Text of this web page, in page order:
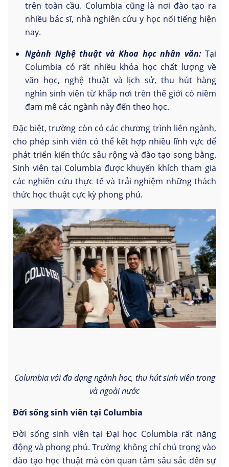
trên toàn cầu. Columbia cũng là nơi đào tạo ra
nhiều bác sĩ, nhà nghiên cứu y học nổi tiếng hiện
nay.
Ngành Nghệ thuật và Khoa học nhân văn:Tại
Columbia có rất nhiều khóa học chất lượng về
văn học, nghệ thuật và lịch sử, thu hút hàng
nghìn sinh viên từ khắp nơi trên thế giới có niềm
đam mê các ngành này đến theo học.
Đặc biệt, trường còn có các chương trình liên ngành,
cho phép sinh viên có thể kết hợp nhiều lĩnh vực để
phát triển kiến thức sâu rộng và đào tạo song bằng.
Sinh viên tại Columbia được khuyến khích tham gia
các nghiên cứu thực tế và trải nghiệm những thách
thức học thuật cực kỳ phong phú.
Columbia với đa dạng ngành học, thu hút sinh viên trong
và ngoài nước
Đời sống sinh viên tại Columbia
Đời sống sinh viên tại Đại học Columbia rất năng
động và phong phú. Trường không chỉ chú trọng vào
đào tạo học thuật mà còn quan tâm sâu sắc đến sự